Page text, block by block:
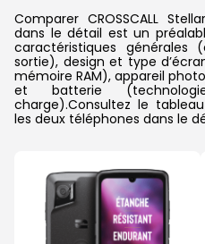
Comparer CROSSCALL
dans le détail est un
caractéristiques générales
sortie), design et type
mémoire RAM), appareil
et batterie
charge).Consultez le
les deux téléphones dans le